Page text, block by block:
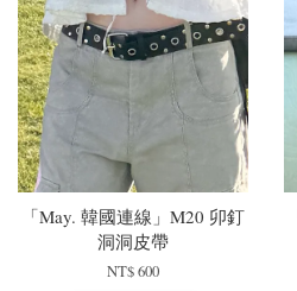
「May. 韓國連線」M20 卯釘
洞洞皮帶
NT$ 600